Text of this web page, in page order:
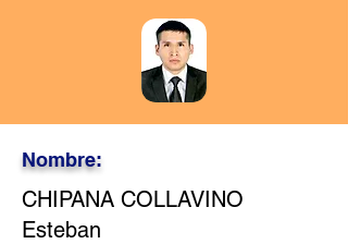
Nombre:
CHIPANA COLLAVINO
Esteban